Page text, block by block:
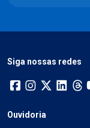
Siga nossas redes
Ouvidoria